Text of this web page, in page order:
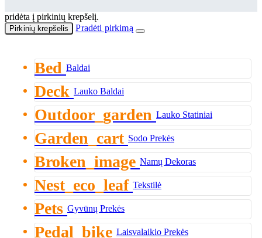
pridėta į pirkinių krepšelį.
Pirkinių krepšelis Pradėti pirkimą
Bed Baldai
Deck Lauko Baldai
Outdoor_garden Lauko Statiniai
Garden_cart Sodo Prekės
Broken_image Namų Dekoras
Nest_eco_leaf Tekstilė
Pets Gyvūnų Prekės
Pedal_bike Laisvalaikio Prekės